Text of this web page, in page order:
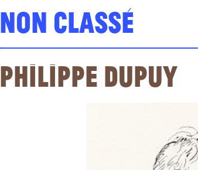
Non classé
Philippe Dupuy